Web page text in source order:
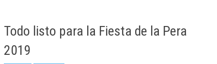
Todo listo para la Fiesta de la Pera
2019